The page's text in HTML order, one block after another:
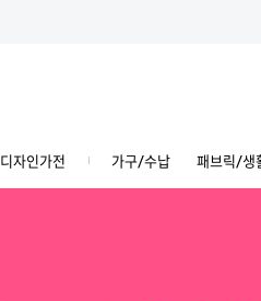
디자인가전 가구/수납 패브릭/생